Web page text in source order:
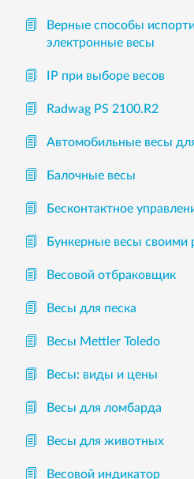
Верные способы
электронные весы
IP при выборе весов
Radwag PS 2100.R2
Автомобильные весы
Балочные весы
Бесконтактное
Бункерные весы своими
Весовой отбраковщик
Весы для песка
Весы Mettler Toledo
Весы: виды и цены
Весы для ломбарда
Весы для животных
Весовой индикатор